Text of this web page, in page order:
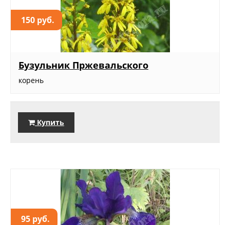
150 руб.
Бузульник Пржевальского
корень
Купить
95 руб.